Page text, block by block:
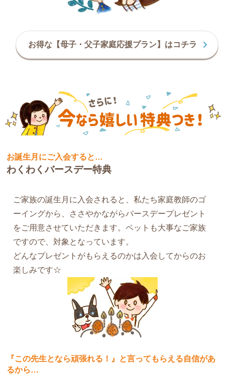
お得な【母子・父子家庭応援プラン】はコチラ
お誕生月にご入会すると…
わくわくバースデー特典
ご家族の誕生月に入会されると、私たち家庭教師のゴ
ーイングから、ささやかながらバースデープレゼント
をご用意させていただきます。ペットも大事なご家族
ですので、対象となっています。
どんなプレゼントがもらえるのかは入会してからのお
楽しみです☆
『この先生となら頑張れる！』と言ってもらえる自信があ
るから…